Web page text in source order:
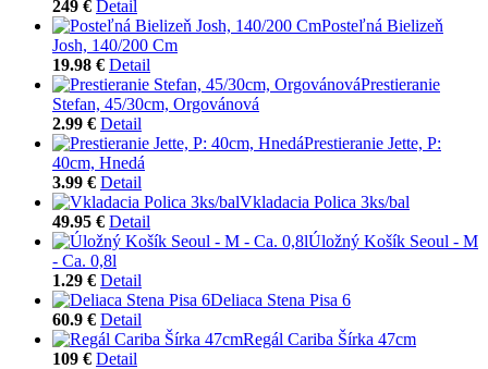
249 € Detail
Posteľná Bielizeň
Josh, 140/200 Cm
19.98 € Detail
Prestieranie
Stefan, 45/30cm, Orgovánová
2.99 € Detail
Prestieranie Jette, P:
40cm, Hnedá
3.99 € Detail
Vkladacia Polica 3ks/bal
49.95 € Detail
Úložný Košík Seoul - M
- Ca. 0,8l
1.29 € Detail
Deliaca Stena Pisa 6
60.9 € Detail
Regál Cariba Šírka 47cm
109 € Detail